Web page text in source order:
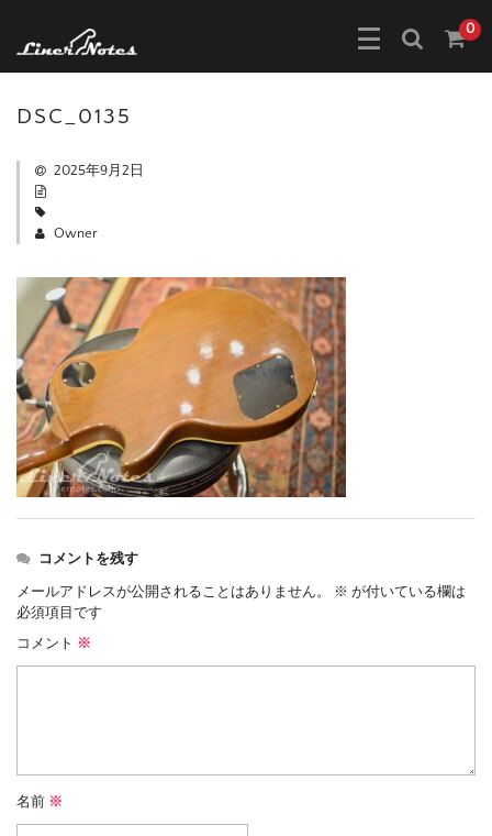
0
DSC_0135
2025年9月2日
Owner
コメントを残す
メールアドレスが公開されることはありません。 ※ が付いている欄は
必須項目です
コメント ※
名前 ※